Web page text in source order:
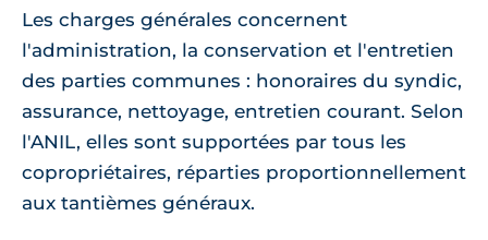
Les charges générales concernent
l'administration, la conservation et l'entretien
des parties communes : honoraires du syndic,
assurance, nettoyage, entretien courant. Selon
l'ANIL, elles sont supportées par tous les
copropriétaires, réparties proportionnellement
aux tantièmes généraux.